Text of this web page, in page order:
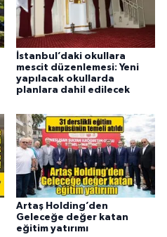
İstanbul’daki okullara
mescit düzenlemesi: Yeni
yapılacak okullarda
planlara dahil edilecek
Artaş Holding’den
Geleceğe değer katan
eğitim yatırımı